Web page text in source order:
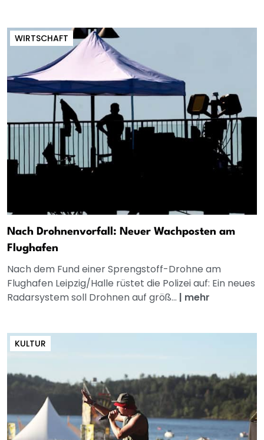
WIRTSCHAFT
Nach Drohnenvorfall: Neuer Wachposten am
Flughafen
Nach dem Fund einer Sprengstoff-Drohne am
Flughafen Leipzig/Halle rüstet die Polizei auf: Ein neues
Radarsystem soll Drohnen auf größ... | mehr
KULTUR